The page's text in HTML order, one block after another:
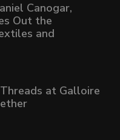
Canogar,
Out the
and
at Galloire